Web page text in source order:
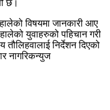
छ।
विषयमा जानकारी आए
युवाहरुको पहिचान गरी
निर्देशन दिएको
नागरिकन्युज